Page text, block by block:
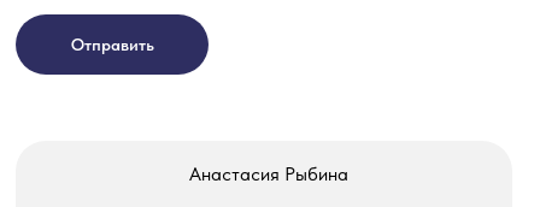
Отправить
Анастасия Рыбина